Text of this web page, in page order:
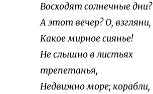
Восходят солнечные дни?
А этот вечер? О, взгляни,
Какое мирное сиянье!
Не слышно в листьях
трепетанья,
Недвижно море; корабли,